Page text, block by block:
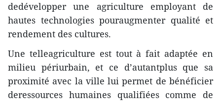
dedévelopper une agriculture employant de
hautes technologies pouraugmenter qualité et
rendement des cultures.
Une telleagriculture est tout à fait adaptée en
milieu périurbain, et ce d’autantplus que sa
proximité avec la ville lui permet de bénéficier
deressources humaines qualifiées comme de